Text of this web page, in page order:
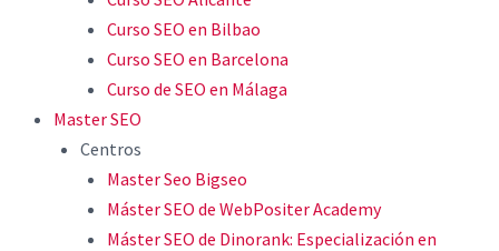
Curso SEO en Bilbao
Curso SEO en Barcelona
Curso de SEO en Málaga
Master SEO
Centros
Master Seo Bigseo
Máster SEO de WebPositer Academy
Máster SEO de Dinorank: Especialización en